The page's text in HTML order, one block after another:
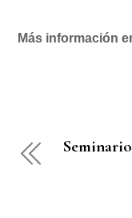
Más información